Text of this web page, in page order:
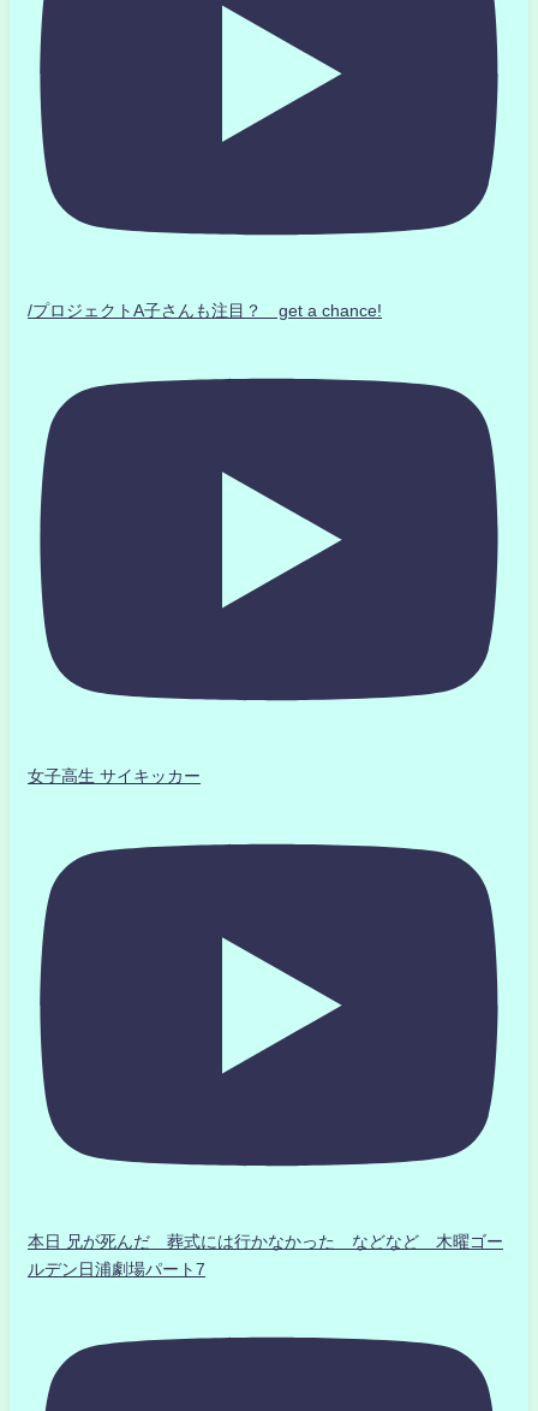
/プロジェクトA子さんも注目？ get a chance!
女子高生 サイキッカー
本日 兄が死んだ 葬式には行かなかった などなど 木曜ゴー
ルデン日浦劇場パート7